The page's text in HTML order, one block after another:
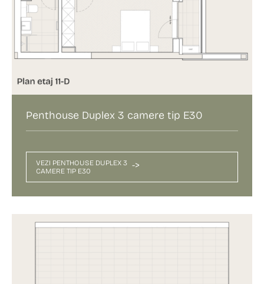
Penthouse Duplex 3 camere tip E30
VEZI PENTHOUSE DUPLEX 3
CAMERE TIP E30
->